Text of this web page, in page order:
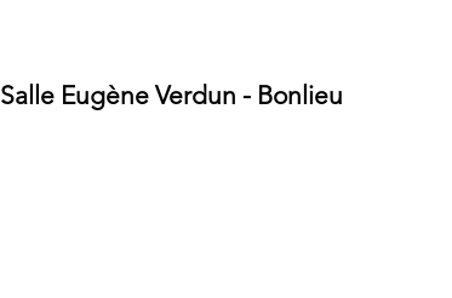
Salle Eugène Verdun - Bonlieu